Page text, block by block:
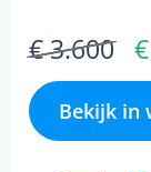
€ 3.600
Bekijk in